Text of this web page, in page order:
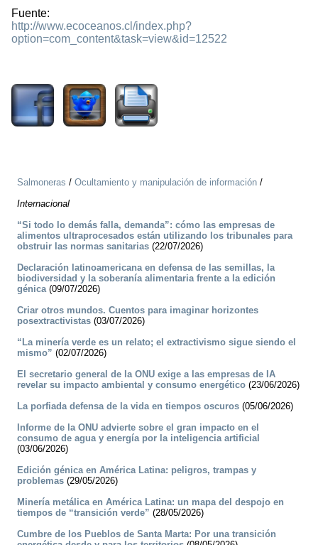
Fuente:
http://www.ecoceanos.cl/index.php?
option=com_content&task=view&id=12522
Salmoneras / Ocultamiento y manipulación de información /
Internacional
“Si todo lo demás falla, demanda”: cómo las empresas de
alimentos ultraprocesados están utilizando los tribunales para
obstruir las normas sanitarias (22/07/2026)
Declaración latinoamericana en defensa de las semillas, la
biodiversidad y la soberanía alimentaria frente a la edición
génica(09/07/2026)
Criar otros mundos. Cuentos para imaginar horizontes
posextractivistas (03/07/2026)
“La minería verde es un relato; el extractivismo sigue siendo el
mismo” (02/07/2026)
El secretario general de la ONU exige a las empresas de IA
revelar su impacto ambiental y consumo energético (23/06/2026)
La porfiada defensa de la vida en tiempos oscuros (05/06/2026)
Informe de la ONU advierte sobre el gran impacto en el
consumo de agua y energía por la inteligencia artificial
(03/06/2026)
Edición génica en América Latina: peligros, trampas y
problemas (29/05/2026)
Minería metálica en América Latina: un mapa del despojo en
tiempos de “transición verde” (28/05/2026)
Cumbre de los Pueblos de Santa Marta: Por una transición